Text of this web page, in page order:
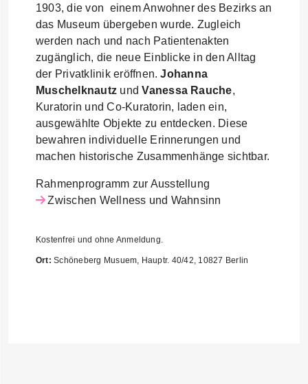
1903, die von einem Anwohner des Bezirks an
das Museum übergeben wurde. Zugleich
werden nach und nach Patientenakten
zugänglich, die neue Einblicke in den Alltag
der Privatklinik eröffnen.Johanna
Muschelknautz undVanessa Rauche,
Kuratorin und Co-Kuratorin, laden ein,
ausgewählte Objekte zu entdecken. Diese
bewahren individuelle Erinnerungen und
machen historische Zusammenhänge sichtbar.
Rahmenprogramm zur Ausstellung
Zwischen Wellness und Wahnsinn
Kostenfrei und ohne Anmeldung.
Ort:Schöneberg Musuem, Hauptr. 40/42, 10827 Berlin